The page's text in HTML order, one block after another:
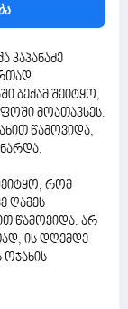
კაპანაძე
ბექამ შეიტყო,
მოათავსეს.
წამოვიდა,
რომ
ღამეს
წამოვიდა. არ
ის დღემდე
ოჯახის